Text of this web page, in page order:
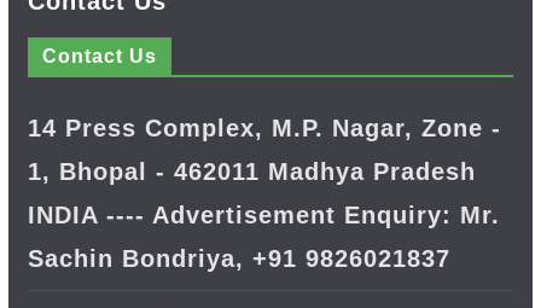
Contact Us
14 Press Complex, M.P. Nagar, Zone -
1, Bhopal - 462011 Madhya Pradesh
INDIA ---- Advertisement Enquiry: Mr.
Sachin Bondriya, +91 9826021837